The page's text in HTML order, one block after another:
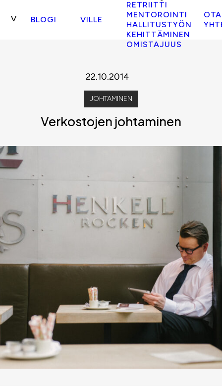
BLOGI VILLE
RETRIITTI
MENTOROINTI
HALLITUSTYÖN
KEHITTÄMINEN
OMISTAJUUS
OTA
22.10.2014
JOHTAMINEN
Verkostojen johtaminen